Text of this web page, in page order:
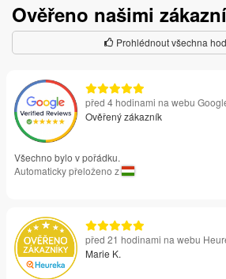
Ověřeno našimi
Prohlédnout všechna
před 4 hodinami na webu
Ověřený zákazník
Všechno bylo v pořádku.
Automaticky přeloženo z
před 21 hodinami na webu
Marie K.